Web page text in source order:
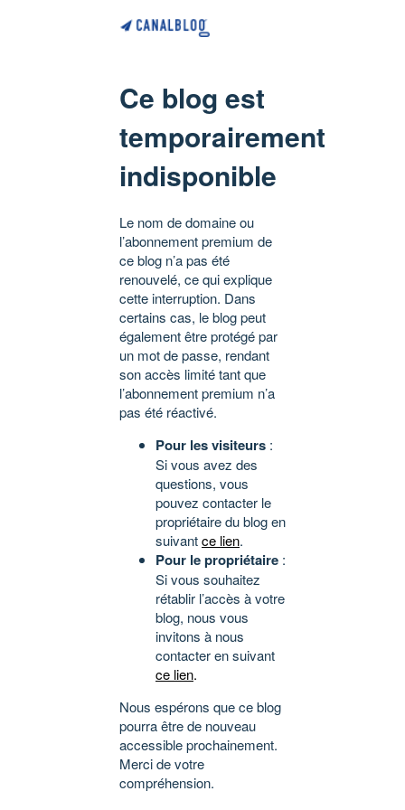
Ce blog est
temporairement
indisponible
Le nom de domaine ou
l’abonnement premium de
ce blog n’a pas été
renouvelé, ce qui explique
cette interruption. Dans
certains cas, le blog peut
également être protégé par
un mot de passe, rendant
son accès limité tant que
l’abonnement premium n’a
pas été réactivé.
Pour les visiteurs :
Si vous avez des
questions, vous
pouvez contacter le
propriétaire du blog en
suivantce lien.
Pour le propriétaire :
Si vous souhaitez
rétablir l’accès à votre
blog, nous vous
invitons à nous
contacter en suivant
ce lien.
Nous espérons que ce blog
pourra être de nouveau
accessible prochainement.
Merci de votre
compréhension.